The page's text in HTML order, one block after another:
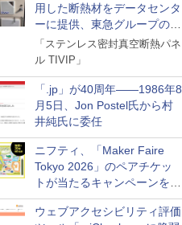
用した断熱材をデータセンタ
ーに提供、東急グループの実
証実験で
「ステンレス密封真空断熱パネ
ル TIVIP」
「.jp」が40周年――1986年8
月5日、Jon Postel氏から村
井純氏に委任
ニフティ、「Maker Faire
Tokyo 2026」のペアチケッ
トが当たるキャンペーンをX
で実施。8月16日まで
ウェブアクセシビリティ評価